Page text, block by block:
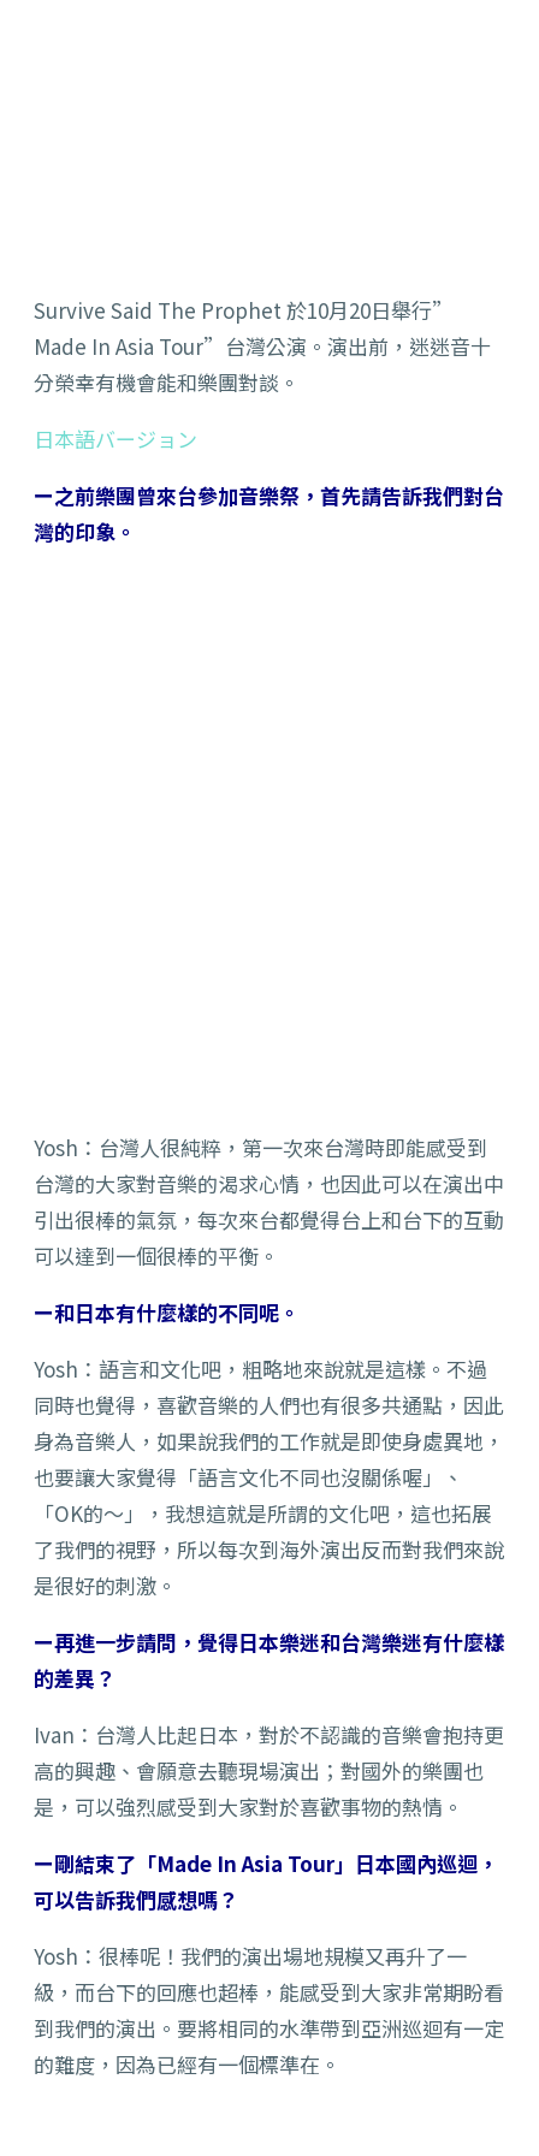
Survive Said The Prophet 於10月20日舉行”
Made In Asia Tour”台灣公演。演出前，迷迷音十
分榮幸有機會能和樂團對談。
日本語バージョン
ー之前樂團曾來台參加音樂祭，首先請告訴我們對台
灣的印象。
Yosh：台灣人很純粹，第一次來台灣時即能感受到
台灣的大家對音樂的渴求心情，也因此可以在演出中
引出很棒的氣氛，每次來台都覺得台上和台下的互動
可以達到一個很棒的平衡。
ー和日本有什麼樣的不同呢。
Yosh：語言和文化吧，粗略地來說就是這樣。不過
同時也覺得，喜歡音樂的人們也有很多共通點，因此
身為音樂人，如果說我們的工作就是即使身處異地，
也要讓大家覺得「語言文化不同也沒關係喔」、
「OK的～」，我想這就是所謂的文化吧，這也拓展
了我們的視野，所以每次到海外演出反而對我們來說
是很好的刺激。
ー再進一步請問，覺得日本樂迷和台灣樂迷有什麼樣
的差異？
Ivan：台灣人比起日本，對於不認識的音樂會抱持更
高的興趣、會願意去聽現場演出；對國外的樂團也
是，可以強烈感受到大家對於喜歡事物的熱情。
ー剛結束了「Made In Asia Tour」日本國內巡迴，
可以告訴我們感想嗎？
Yosh：很棒呢！我們的演出場地規模又再升了一
級，而台下的回應也超棒，能感受到大家非常期盼看
到我們的演出。要將相同的水準帶到亞洲巡迴有一定
的難度，因為已經有一個標準在。